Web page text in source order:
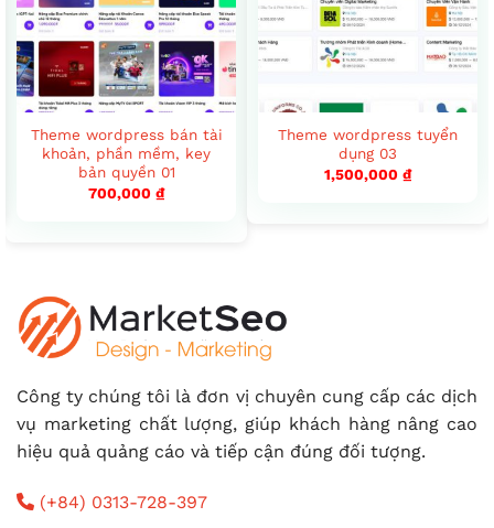
Theme wordpress bán tài
khoản, phần mềm, key
bản quyền 01
700,000 ₫
Theme wordpress tuyển
dụng 03
1,500,000 ₫
Công ty chúng tôi là đơn vị chuyên cung cấp các dịch
vụ marketing chất lượng, giúp khách hàng nâng cao
hiệu quả quảng cáo và tiếp cận đúng đối tượng.
(+84) 0313-728-397